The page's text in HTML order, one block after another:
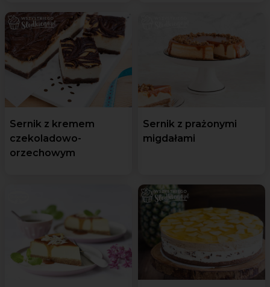
Sernik z kremem
czekoladowo-
orzechowym
Sernik z prażonymi
migdałami